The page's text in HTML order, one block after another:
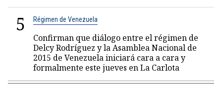
5 Régimen de Venezuela
Confirman que diálogo entre el régimen de
Delcy Rodríguez y la Asamblea Nacional de
2015 de Venezuela iniciará cara a cara y
formalmente este jueves en La Carlota